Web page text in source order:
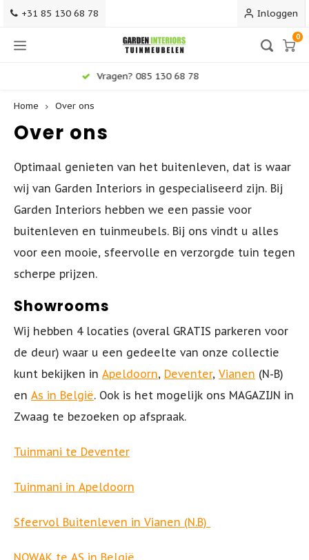
Hoofdmenu / tuinstoelen
Tuinstoelen
Alle Tuinstoelen
Dining Tuinstoelen
Stapelbare Tuinstoelen
Adirondack Stoelen
Kunststof Tuinstoelen
Hoofdmenu / barkrukken
Barkrukken
Alle Barkrukken
Kunststof Barkrukken
Barkrukken 75 cm
Stapelbare Barkrukken
Barkruk - MAYA
Hoofdmenu / tuintafels
Tuintafels
Alle Tuintafels - Gardeninteriors
Ronde Tuintafels
Uitschuifbare Tuintafels
Kunststof Tuintafels
Polywood Tuintafels
Hoofdmenu / loungesets
Loungesets
Alle Loungesets
Loungeset Hoekbank
Stoel-Bank Loungesets
Teak Loungesets
Aluminium Loungesets
Hoofdmenu / terrasmeubilair
Terrasmeubilair
Terrasstoelen
Terrastafels
Terrasbanken
Horeca Barkrukken
+31 85 130 68 78 Inloggen
0
Voor 18:00 besteld, morgen in huis
Home Over ons
Over ons
Optimaal genieten van het buitenleven, dat is waar
wij van Garden Interiors in gespecialiseerd zijn. Bij
Garden Interiors hebben we een passie voor
buitenleven en tuinmeubels. Bij ons vindt u alles
voor een mooie, sfeervolle en verzorgde tuin tegen
scherpe prijzen.
Showrooms
Wij hebben 4 locaties (overal GRATIS parkeren voor
de deur) waar u een gedeelte van onze collectie
kunt bekijken in Apeldoorn, Deventer, Vianen (N-B)
en As in België. Ook is het mogelijk ons MAGAZIJN in
Zwaag te bezoeken op afspraak.
Tuinmani te Deventer
Tuinmani in Apeldoorn
Sfeervol Buitenleven in Vianen (N.B)
NOWAK te AS in België